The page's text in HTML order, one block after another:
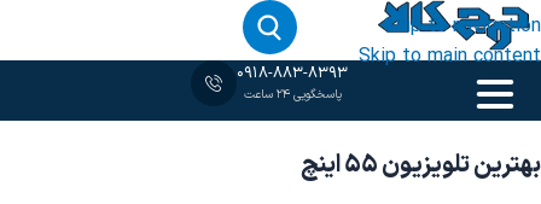
Skip to navigation
Skip to main content
0918-883-8393
پاسخگویی 24 ساعت
‹وبلاگ
بهترین تلویزیون 55 اینچ